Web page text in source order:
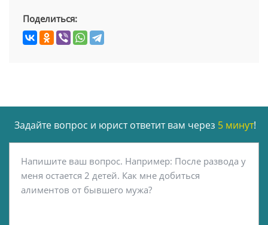
Поделиться:
Задайте вопрос и юрист ответит вам через 5 минут!